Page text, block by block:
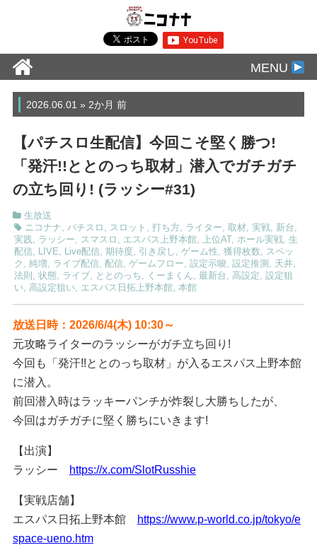
MENU
2026.06.01 » 2か月 前
【パチスロ生配信】今回こそ堅く勝つ!
「発汗!!ととのっち取材」潜入でガチガチ
の立ち回り! (ラッシー#31)
生放送
ニコナナ
パチスロ スロット 打ち方, ライター 取材, 実戦, 新台
実践
ラッシー スマスロ エスパス上野本館, 上位AT, ホール実戦, 生
配信, LIVE Live配信, 期待度, 引き戻し ゲーム性 獲得枚数
スペッ
ク
純増, ライブ配信, 配信, ゲームフロー 設定示唆 設定推測 天井,
法則
状態, ライブ, ととのっち くーまくん 最新台 高設定
設定狙
い
高設定狙い エスパス日拓上野本館, 本館
放送日時：2026/6/4(木) 10:30～
元攻略ライターのラッシーがガチ立ち回り!
今回も「発汗!!ととのっち取材」が入るエスパス上野本館
に潜入。
前回潜入時はラッキーパンチが炸裂し大勝ちしたが、
今回はガチガチに堅く勝ちにいきます!
【出演】
ラッシー https://x.com/SlotRusshie
【実戦店舗】
エスパス日拓上野本館 https://www.p-world.co.jp/tokyo/e
space-ueno.htm